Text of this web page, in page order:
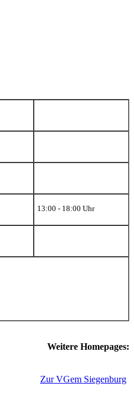
13:00 - 18:00 Uhr
Weitere Homepages:
Zur VGem Siegenburg